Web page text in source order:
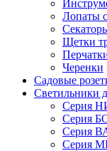
Лопаты
Щетки
Черенки
Садовые
Светильники
Серия
Серия
Серия
Серия